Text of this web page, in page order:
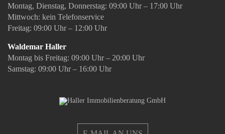
Montag, Dienstag, Donnerstag: 09:00 Uhr – 17:00 Uhr
Mittwoch: kein Telefonservice
Freitag: 09:00 Uhr – 12:00 Uhr
Waldemar Haller
Montag bis Freitag: 09:00 Uhr – 20:00 Uhr
Samstag: 09:00 Uhr – 16:00 Uhr